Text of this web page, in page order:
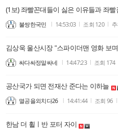
(1보) 좌빨꼰대들이 싫은 이유들과 좌빨
불쌍한국민 14:53:03 조회 120
김상욱 울산시장 "스파이더맨 영화 보
싸다싸정말싸네 14:47:23 조회 174
공산국가 되면 전재산 준다는 이하늘
멸공을외치다26 14:41:44 조회 96
한남 더 휠ㅣ반 포터 자이